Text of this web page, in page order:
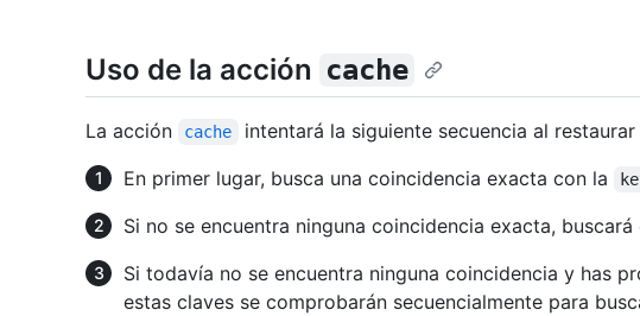
Uso de la acción cache
La acción cache
intentará la siguiente secuencia al restaurar
En primer lugar, busca una coincidencia exacta con la
Si no se encuentra ninguna coincidencia exacta,
Si todavía no se encuentra ninguna coincidencia y has
estas claves se comprobarán secuencialmente para